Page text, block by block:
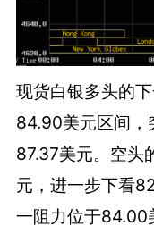
现货白银多头的
84.90美元区间，
87.37美元。空头
元，进一步下看
一阻力位于84.00